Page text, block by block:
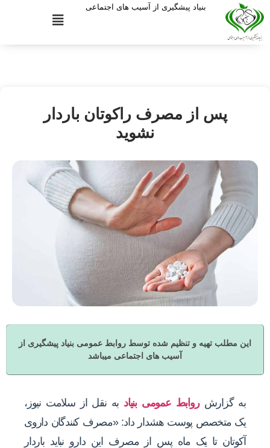
بنیاد پیشگیری از آسیب های اجتماعی
پس از مصرف راکوتان باردار
نشوید
این مطلب تهیه و تنظیم شده توسط روابط عمومی بنیاد پیشگیری از
آسیب های اجتماعی میباشد
به گزارشروابط عمومی بنیاد به نقل از سلامت نیوز،
یک متخصص پوست هشدار داد: «مصرف کنندگان داروی
آکوتان تا یک ماه پس از مصرف این دارو نباید باردار